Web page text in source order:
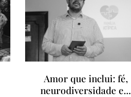
Amor que inclui: fé,
neurodiversidade e...